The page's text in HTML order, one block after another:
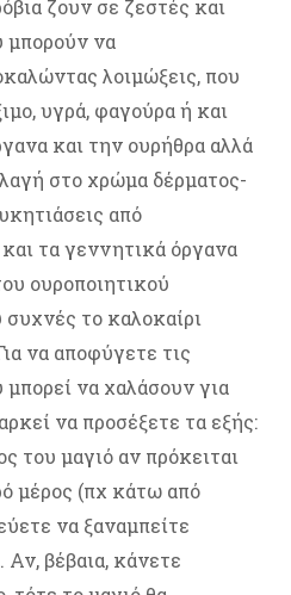
ζουν σε ζεστές και
μπορούν να
λοιμώξεις, που
υγρά, φαγούρα ή και
και την ουρήθρα αλλά
στο χρώμα δέρματος-
από
τα γεννητικά όργανα
ουροποιητικού
το καλοκαίρι
να αποφύγετε τις
να χαλάσουν για
να προσέξετε τα εξής:
του μαγιό αν πρόκειται
μέρος (πχ κάτω από
να ξαναμπείτε
βέβαια, κάνετε